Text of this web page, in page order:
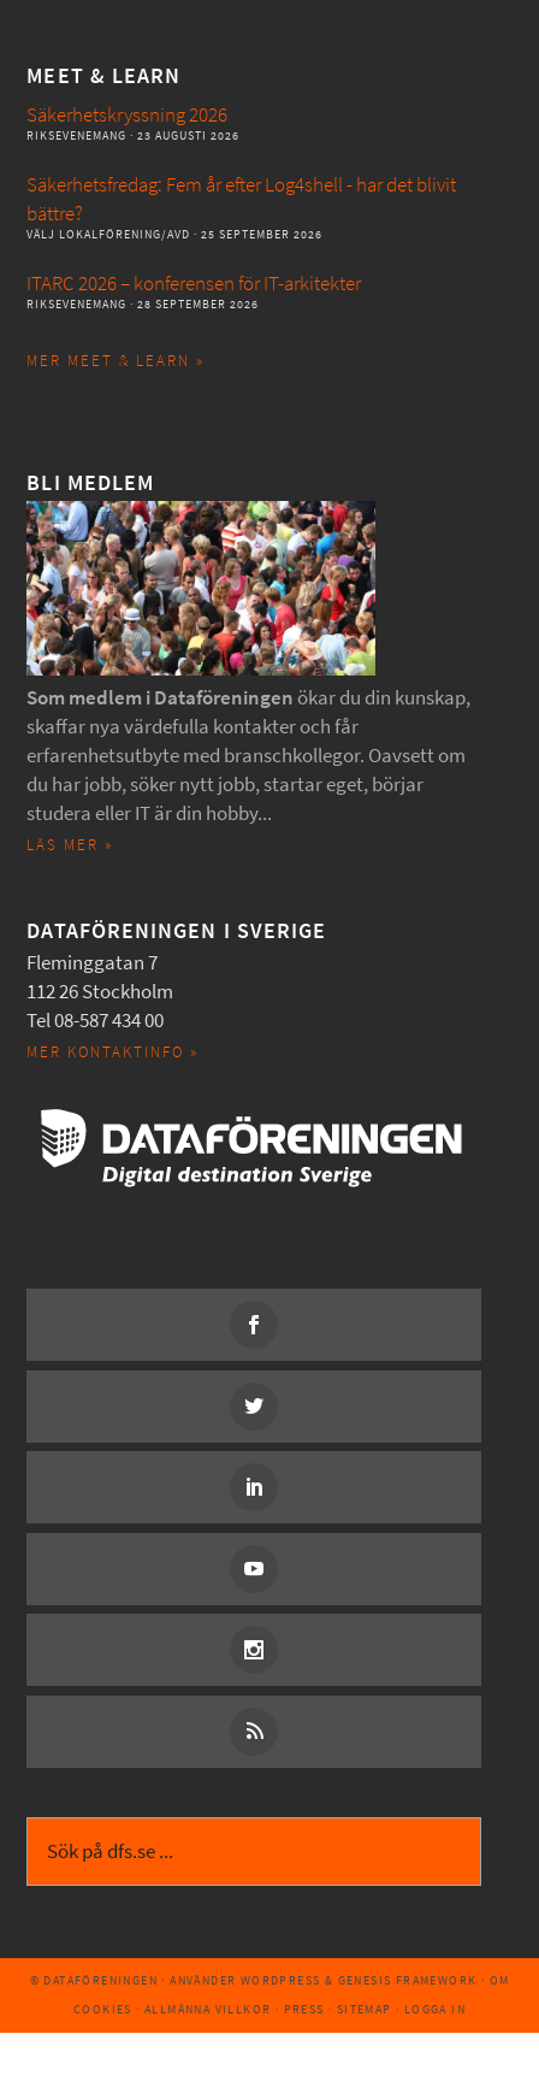
MEET & LEARN
Säkerhetskryssning 2026
RIKSEVENEMANG · 23 AUGUSTI 2026
Säkerhetsfredag: Fem år efter Log4shell - har det blivit
bättre?
VÄLJ LOKALFÖRENING/AVD · 25 SEPTEMBER 2026
ITARC 2026 – konferensen för IT-arkitekter
RIKSEVENEMANG · 28 SEPTEMBER 2026
MER MEET & LEARN »
BLI MEDLEM
Som medlem i Dataföreningen ökar du din kunskap,
skaffar nya värdefulla kontakter och får
erfarenhetsutbyte med branschkollegor. Oavsett om
du har jobb, söker nytt jobb, startar eget, börjar
studera eller IT är din hobby...
LÄS MER »
DATAFÖRENINGEN I SVERIGE
Fleminggatan 7
112 26 Stockholm
Tel 08-587 434 00
MER KONTAKTINFO »
© DATAFÖRENINGEN · ANVÄNDER WORDPRESS & GENESIS FRAMEWORK · OM
COOKIES · ALLMÄNNA VILLKOR · PRESS · SITEMAP · LOGGA IN